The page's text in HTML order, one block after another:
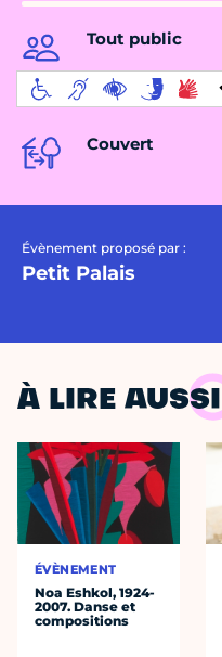
Tout public
Couvert
Évènement proposé par :
Petit Palais
À LIRE AUSSI
ÉVÈNEMENT
Noa Eshkol, 1924-
2007. Danse et
compositions